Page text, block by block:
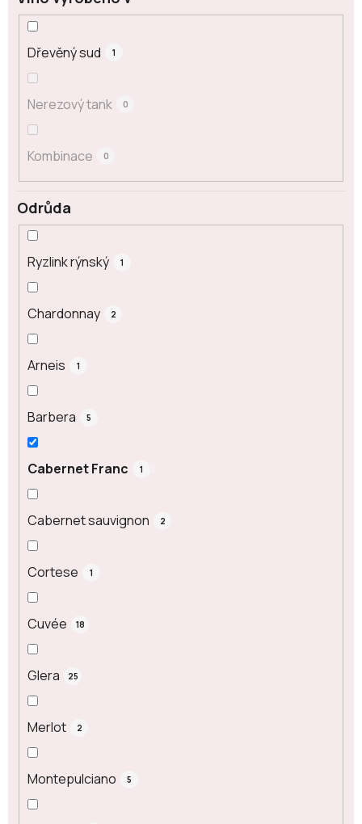
Odrůda
Ryzlink rýnský 1
Chardonnay 2
Arneis 1
Barbera 5
Cabernet Franc 1
Cabernet sauvignon 2
Cortese 1
Cuvée 18
Glera 25
Merlot 2
Montepulciano 5
Dřevěný sud 1
Nerezový tank 0
Kombinace 0